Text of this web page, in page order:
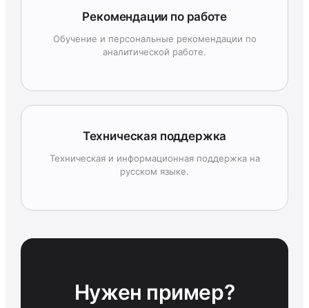
Рекомендации по работе
Обучение и персональные рекомендации по
аналитической работе.
Техническая поддержка
Техническая и информационная поддержка на
русском языке.
Нужен пример?